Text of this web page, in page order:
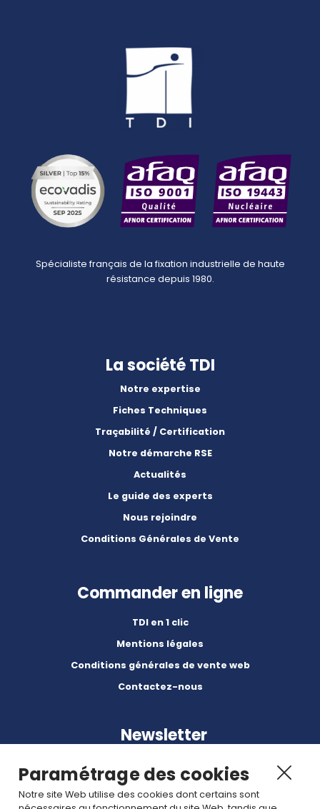
Spécialiste français de la fixation industrielle de haute
résistance depuis 1980.
La société TDI
Notre expertise
Fiches Techniques
Traçabilité / Certification
Notre démarche RSE
Actualités
Le guide des experts
Nous rejoindre
Conditions Générales de Vente
Commander en ligne
TDI en 1 clic
Mentions légales
Conditions générales de vente web
Contactez-nous
Newsletter
Paramétrage des cookies
Notre site Web utilise des cookies dont certains sont